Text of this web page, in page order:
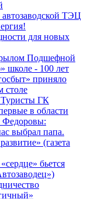
ТЭЦ
для новых
Подшефной
школе - 100 лет
приняло
столе
ГК
в области
Федоровы:
выбрал папа.
(газета
бьется